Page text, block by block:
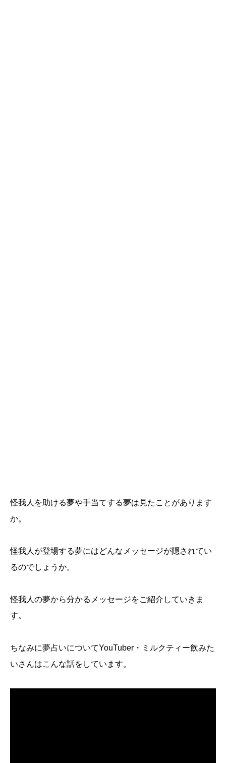
怪我人を助ける夢や手当てする夢は見たことがあります
か。
怪我人が登場する夢にはどんなメッセージが隠されてい
るのでしょうか。
怪我人の夢から分かるメッセージをご紹介していきま
す。
ちなみに夢占いについてYouTuber・ミルクティー飲みた
いさんはこんな話をしています。